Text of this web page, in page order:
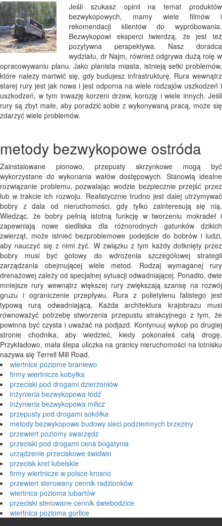
Jeśli szukasz opinii na temat produktów
bezwykopowych, mamy wiele filmów i
rekomendacji klientów do wypróbowania.
Bezwykopowi eksperci twierdzą, że jest też
pozytywna perspektywa. Nasz doradca
wydziału, dr Najm, również odgrywa dużą rolę w
opracowywaniu planu. Jako planista miasta, istnieją setki problemów,
które należy martwić się, gdy budujesz infrastrukturę. Rura wewnątrz
starej rury jest jak nowa i jest odporna na wiele rodzajów uszkodzeń i
uszkodzeń, w tym inwazję korzeni drzew, korozję i wiele innych. Jeśli
rury są zbyt małe, aby poradzić sobie z wykonywaną pracą, może się
zdarzyć wiele problemów.
metody bezwykopowe ostróda
Zainstalowane pionowo, przepusty skrzynkowe mogą być
wykorzystane do wykonania wałów dostępowych. Stanowią idealne
rozwiązanie problemu, pozwalając wodzie bezpiecznie przejść przez
lub w trakcie ich rozwoju. Realistycznie trudno jest dalej utrzymywać
bobry z dala od nieruchomości, gdy tylko zainteresują się nią.
Wiedząc, że bobry pełnią istotną funkcję w tworzeniu mokradeł i
zapewniają nowe siedliska dla różnorodnych gatunków dzikich
zwierząt, może istnieć bezproblemowe podejście do bobrów i ludzi,
aby nauczyć się z nimi żyć. W związku z tym każdy dotknięty przez
bobry musi być gotowy do wdrożenia szczegółowej strategii
zarządzania obejmującej wiele metod. Rodzaj wymaganej rury
drenażowej zależy od specjalnej sytuacji odwadniającej. Ponadto, dwie
mniejsze rury wewnątrz większej rury zwiększają szansę na rozwój
gruzu i ograniczenie przepływu. Rura z polietylenu falistego jest
typową rurą odwadniającą. Każda architektura krajobrazu musi
równoważyć potrzebę stworzenia przepustu atrakcyjnego z tym, że
powinna być czysta i uważać na podjazd. Kontynuuj wykop po drugiej
stronie chodnika, aby wiedzieć, kiedy pokonałeś całą drogę.
Przykładowo, mała ślepa uliczka na granicy nieruchomości na lotnisku
nazywa się Terrell Mill Road.
wiertnice poziome braniewo
firmy wiertnicze kobyłka
przeciski pod drogami dzierżoniów
inżynieria bezwykopowa łódź
inżynieria bezwykopowa milicz
przepusty pod drogami sokółka
metody bezwykopowe budowy sieci podziemnych brzeziny
przewiert poziomy swarzędz
przeciski pod drogami cena bogatynia
urządzenie przeciskowe świdwin
przecisk kret lubelskie
firmy wiertnicze w polsce krosno
przewiert sterowany cennik radzionków
wiertnica pozioma lubartów
przeciski sterowane cennik świebodzice
wiertnica pozioma gorlice